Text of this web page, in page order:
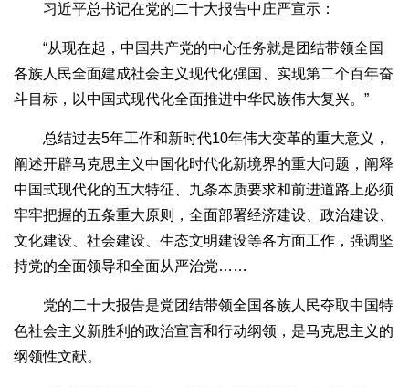
习近平总书记在党的二十大报告中庄严宣示：
“从现在起，中国共产党的中心任务就是团结带领全国
各族人民全面建成社会主义现代化强国、实现第二个百年奋
斗目标，以中国式现代化全面推进中华民族伟大复兴。”
总结过去5年工作和新时代10年伟大变革的重大意义，
阐述开辟马克思主义中国化时代化新境界的重大问题，阐释
中国式现代化的五大特征、九条本质要求和前进道路上必须
牢牢把握的五条重大原则，全面部署经济建设、政治建设、
文化建设、社会建设、生态文明建设等各方面工作，强调坚
持党的全面领导和全面从严治党……
党的二十大报告是党团结带领全国各族人民夺取中国特
色社会主义新胜利的政治宣言和行动纲领，是马克思主义的
纲领性文献。